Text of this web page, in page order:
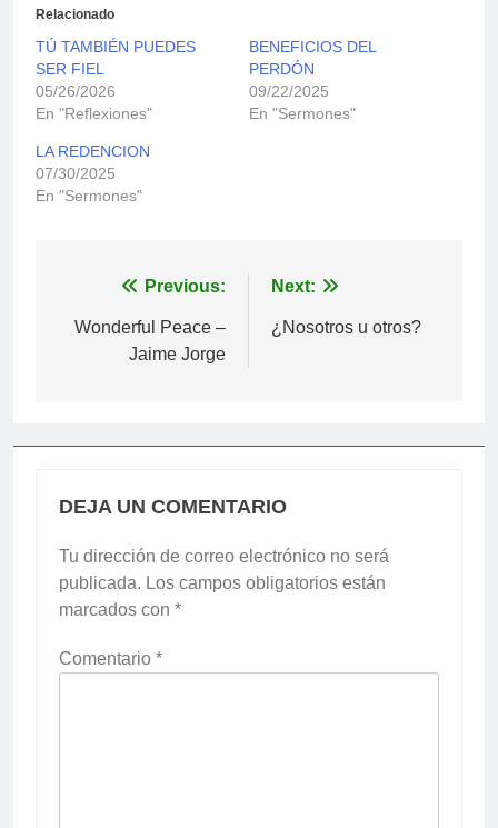
Relacionado
TÚ TAMBIÉN PUEDES
SER FIEL
05/26/2026
En "Reflexiones"
BENEFICIOS DEL
PERDÓN
09/22/2025
En "Sermones"
LA REDENCION
07/30/2025
En "Sermones"
Navegación
de
Previous:
Wonderful Peace –
Jaime Jorge
Next:
¿Nosotros u otros?
DEJA UN COMENTARIO
Tu dirección de correo electrónico no será
publicada. Los campos obligatorios están
marcados con *
Comentario *